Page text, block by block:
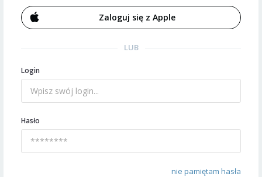
Zaloguj się z Apple
LUB
Login
Hasło
nie pamiętam hasła